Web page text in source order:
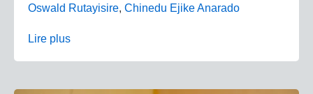
Oswald Rutayisire, Chinedu Ejike Anarado
Lire plus